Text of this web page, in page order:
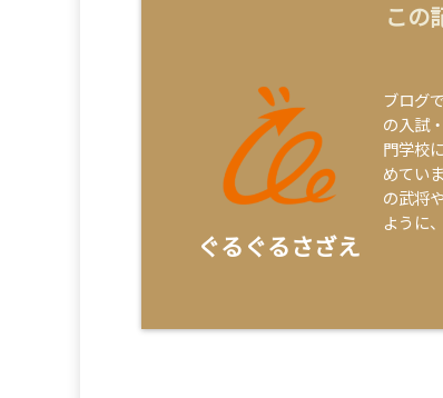
この
ぐるぐるさざえ
ブログ
の入試
門学校
めてい
の武将
ように